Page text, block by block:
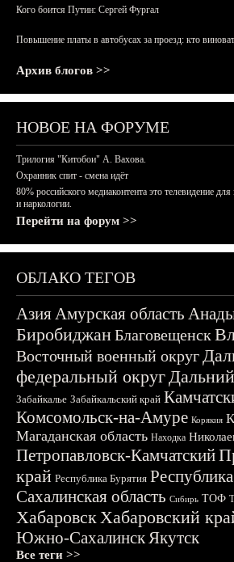
Кого боится Путин: Сергей Фургал
Повышение платы в автобусах за проезд: кто
Архив блогов >>
НОВОЕ НА ФОРУМЕ
Трилогия "Китобои" А. Вахова.
Охранник спит - смена идёт
80% российского медиаконтента это телевидение
и наркологии.
Перейти на форум >>
ОБЛАКО ТЕГОВ
АзияАмурская область
БиробиджанБлаговещенск
Восточный военный округ
федеральный округ
Забайкалье Забайкальский край
Комсомольск-на-Амуре Корякия
Магаданская область Находка
Петропавловск-Камчатский
край Республика Бурятия
Сахалинская область Сибирь ТОФ
ХабаровскХабаровский
Южно-СахалинскЯкутск
Все теги >>